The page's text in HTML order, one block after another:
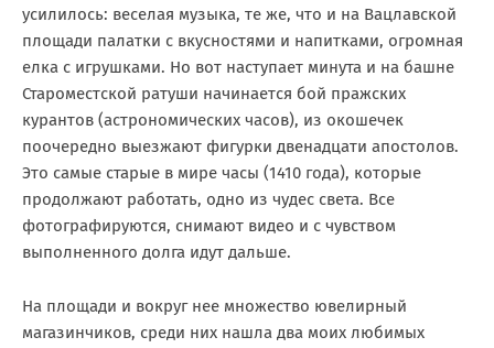
усилилось: веселая музыка, те же, что и на Вацлавской
площади палатки с вкусностями и напитками, огромная
елка с игрушками. Но вот наступает минута и на башне
Староместской ратуши начинается бой пражских
курантов (астрономических часов), из окошечек
поочередно выезжают фигурки двенадцати апостолов.
Это самые старые в мире часы (1410 года), которые
продолжают работать, одно из чудес света. Все
фотографируются, снимают видео и с чувством
выполненного долга идут дальше.
На площади и вокруг нее множество ювелирный
магазинчиков, среди них нашла два моих любимых